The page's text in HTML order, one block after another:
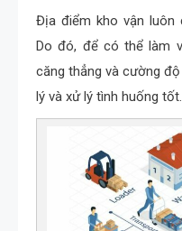
Địa điểm kho vận luôn
Do đó, để có thể làm
căng thẳng và cường
lý và xử lý tình huống tốt.